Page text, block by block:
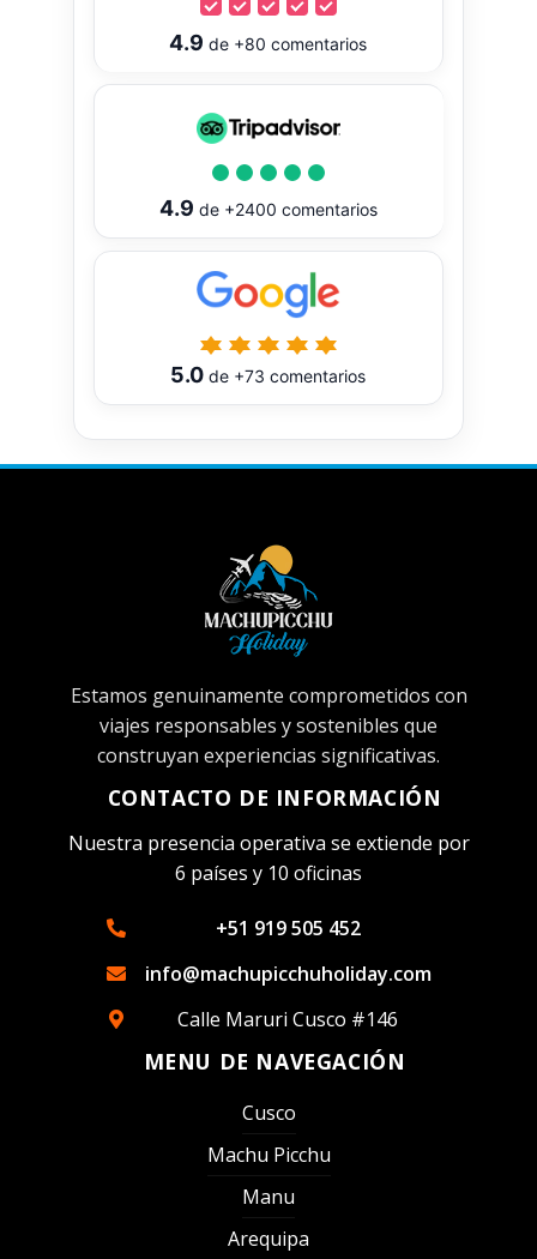
4.9 de +80 comentarios
4.9 de +2400 comentarios
5.0 de +73 comentarios
Estamos genuinamente comprometidos con
viajes responsables y sostenibles que
construyan experiencias significativas.
CONTACTO DE INFORMACIÓN
Nuestra presencia operativa se extiende por
6 países y 10 oficinas
+51 919 505 452
info@machupicchuholiday.com
Calle Maruri Cusco #146
MENU DE NAVEGACIÓN
Cusco
Machu Picchu
Manu
Arequipa